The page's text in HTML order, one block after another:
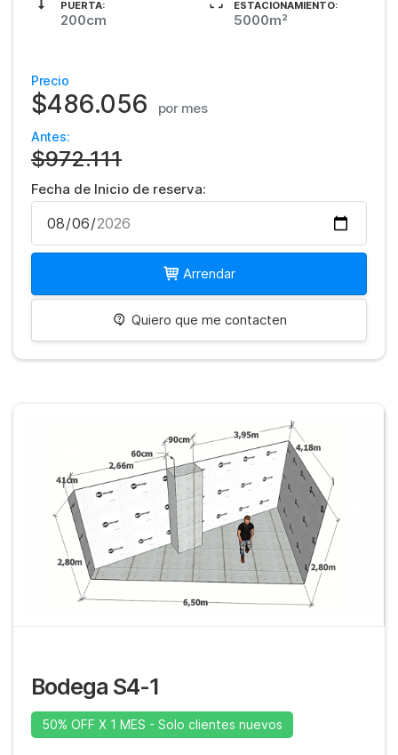
Precio
$486.056 por mes
Antes:
$972.111
Fecha de Inicio de reserva:
Arrendar
Quiero que me contacten
PUERTA:
200cm
ESTACIONAMIENTO:
5000m²
Bodega S4-1
50% OFF X 1 MES - Solo clientes nuevos